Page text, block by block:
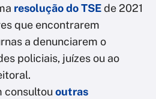
resolução do TSEde 2021
que encontrarem
a denunciarem o
policiais, juízes ou ao
consultou outras